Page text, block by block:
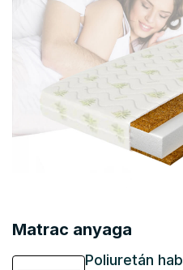
Matrac anyaga
Poliuretán hab